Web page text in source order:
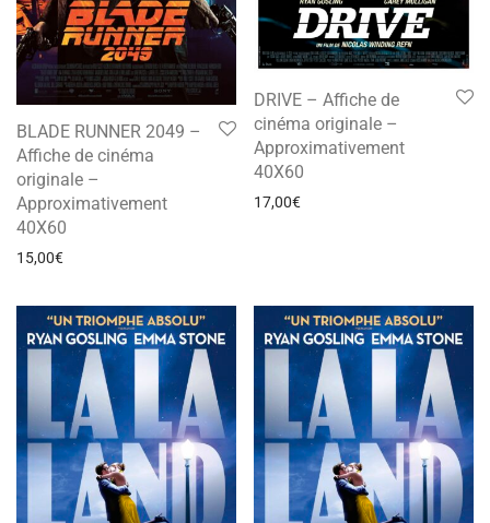
BLADE RUNNER 2049 –
Affiche de cinéma
originale –
Approximativement
40X60
15,00€
DRIVE – Affiche de
cinéma originale –
Approximativement
40X60
17,00€